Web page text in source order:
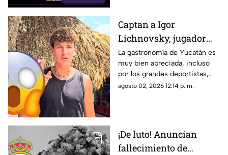
Captan a Igor
Lichnovsky, jugador
del Club América,
comiendo POC CHUC en
Yucatán; ¿en dónde
está?
La gastronomía de Yucatán es
muy bien apreciada, incluso
por los grandes deportistas,
Igor Lichnovsky, jugador del
agosto 02, 2026 12:14 p. m.
¡De luto! Anuncian
fallecimiento de